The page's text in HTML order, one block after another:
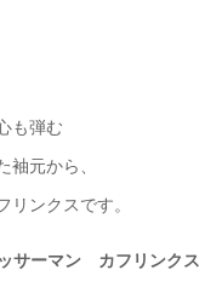
も弾む
袖元から、
リンクスです。
サーマン カフリンク